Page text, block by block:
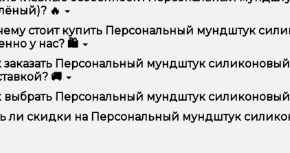
🔥
мундштук силиконовый Personalka Rick and
использования и надежностью.
стоит купить Персональный мундштук
у нас? 🛍️
только оригинальную продукцию, широкий
того, у нас регулярные акции и скидки для клиентов!
заказать Персональный мундштук
🚚
заказ можно в несколько кликов:
Добавьте Персональный мундштук силиконовый
выбрать Персональный мундштук
зависит от ваших предпочтений – например, если это
– мощность и вкус. Наши менеджеры помогут подобрать
ли скидки на Персональный мундштук